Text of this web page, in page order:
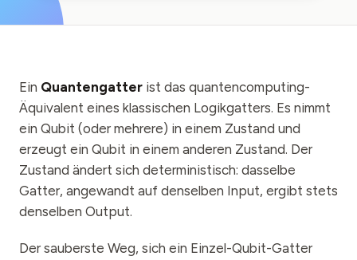
Veranstaltungen
Quantensicherheit
ÜBER UNS
Unsere Geschichte
Unser Team
Ein Quantengatter ist das quantencomputing-
Äquivalent eines klassischen Logikgatters. Es nimmt
ein Qubit (oder mehrere) in einem Zustand und
erzeugt ein Qubit in einem anderen Zustand. Der
Zustand ändert sich deterministisch: dasselbe
Gatter, angewandt auf denselben Input, ergibt stets
denselben Output.
Der sauberste Weg, sich ein Einzel-Qubit-Gatter